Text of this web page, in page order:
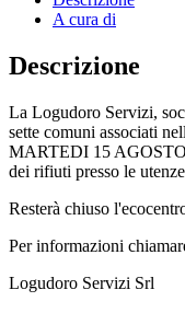
A cura di
Descrizione
La Logudoro Servizi,
sette comuni associati
MARTEDI 15 AGOSTO
dei rifiuti presso le
Resterà chiuso
Per informazioni
Logudoro Servizi Srl